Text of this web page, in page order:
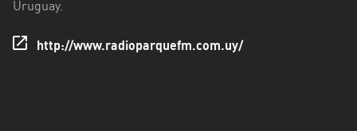
Tres
Uruguay.
http://www.radioparquefm.com.uy/